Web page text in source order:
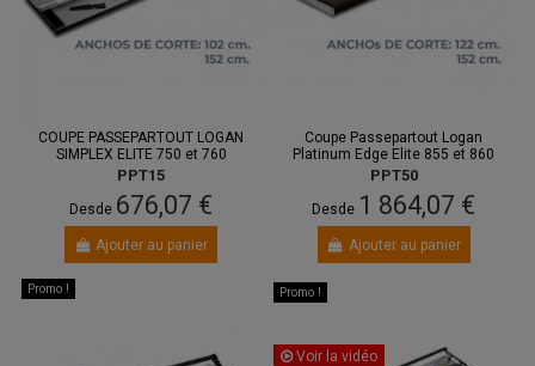
COUPE PASSEPARTOUT LOGAN
SIMPLEX ELITE 750 et 760
PPT15
Desde 676,07 €
Ajouter au panier
Coupe Passepartout Logan
Platinum Edge Elite 855 et 860
PPT50
Desde 1 864,07 €
Ajouter au panier
Promo !
Voir la vidéo
Promo !